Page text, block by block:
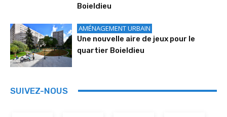
Boieldieu
AMÉNAGEMENT URBAIN
Une nouvelle aire de jeux pour le
quartier Boieldieu
SUIVEZ-NOUS